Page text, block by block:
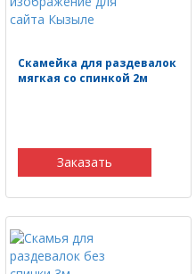
Скамейка для раздевалок
мягкая со спинкой 2м
Заказать